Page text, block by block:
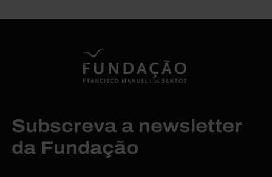
Subscreva a newsletter
da Fundação